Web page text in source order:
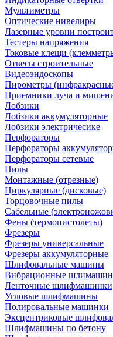
Мультиметры
Оптические нивелиры
Лазерные уровни
Тестеры напряжения
Токовые клещи
Отвесы строительные
Видеоэндоскопы
Пирометры
Приемники луча и мишени
Лобзики
Лобзики аккумуляторные
Лобзики электричесике
Перфораторы
Перфораторы
Перфораторы сетевые
Пилы
Монтажные (отрезные)
Циркулярные (дисковые)
Торцовочные пилы
Сабельные
Фены (термопистолеты)
Фрезеры
Фрезеры универсальные
Фрезеры аккумуляторные
Шлифовальные машины
Вибрационные
Ленточные шлифмашинки
Угловые шлифмашины
Полировальные машинки
Эксцентриковые
Шлифмашины по бетону